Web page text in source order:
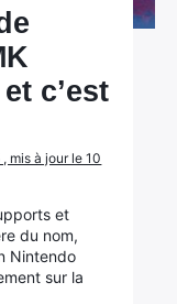
c’est
mis à jour le 10
et
du nom,
Nintendo
sur la